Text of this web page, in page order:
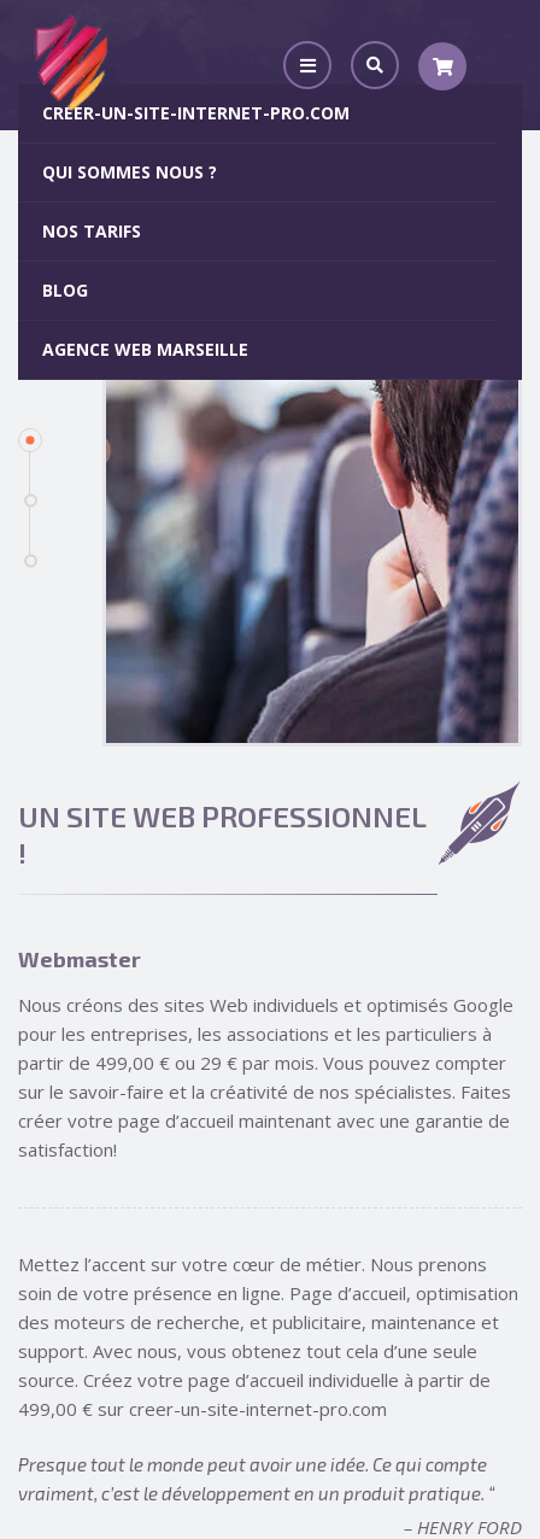
CREER-UN-SITE-INTERNET-PRO.COM
QUI SOMMES NOUS ?
NOS TARIFS
BLOG
AGENCE WEB MARSEILLE
A Propos de nous
UN SITE WEB PROFESSIONNEL
!
Webmaster
Nous créons des sites Web individuels et optimisés Google
pour les entreprises, les associations et les particuliers à
partir de 499,00 € ou 29 € par mois. Vous pouvez compter
sur le savoir-faire et la créativité de nos spécialistes. Faites
créer votre page d’accueil maintenant avec une garantie de
satisfaction!
Mettez l’accent sur votre cœur de métier. Nous prenons
soin de votre présence en ligne. Page d’accueil, optimisation
des moteurs de recherche, et publicitaire, maintenance et
support. Avec nous, vous obtenez tout cela d’une seule
source. Créez votre page d’accueil individuelle à partir de
499,00 € sur creer-un-site-internet-pro.com
Presque tout le monde peut avoir une idée. Ce qui compte
vraiment, c’est le développement en un produit pratique. “
– HENRY FORD